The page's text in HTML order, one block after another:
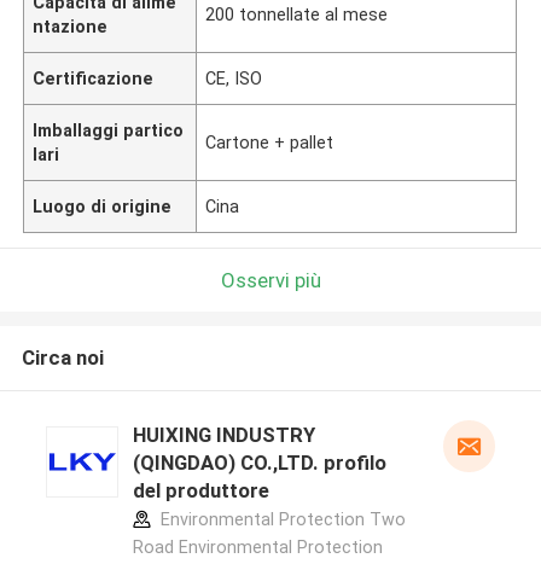
ntazione
200 tonnellate al mese
Certificazione CE, ISO
Imballaggi partico
lari
Cartone + pallet
Luogo di origine Cina
Osservi più
Circa noi
HUIXING INDUSTRY
(QINGDAO) CO.,LTD. profilo
del produttore
Environmental Protection Two
Road Environmental Protection